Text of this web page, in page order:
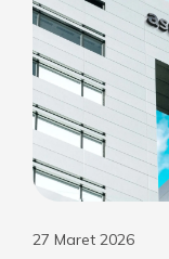
27 Maret 2026